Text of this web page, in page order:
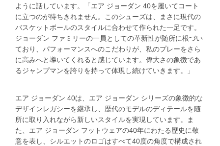
ように話しています。「エア ジョーダン 40を履いてコート
に立つのが待ちきれません。このシューズは、まさに現代の
バスケットボールのスタイルに合わせて作られた一足です。
ジョーダン ファミリーの一員としての革新性が随所に根づい
ており、パフォーマンスへのこだわりが、私のプレーをさら
に高みへと導いてくれると感じています。偉大さの象徴であ
るジャンプマンを誇りを持って体現し続けていきます。」
エア ジョーダン 40は、エア ジョーダン シリーズの象徴的な
デザインレガシーを継承し、歴代のモデルのディテールを随
所に取り入れながら新しいスタイルを実現しています。ま
た、エア ジョーダン フットウェアの40年にわたる歴史に敬
意を表し、シルエットのロゴはすべて40度の角度で構成され